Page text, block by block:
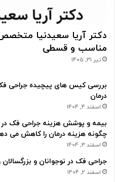
دکتر آریا سعیدنیا
مناسب و قسطی
تیر 31, 1405
بررسی کیس های پیچیده جراحی
درمان
اسفند 4, 1404
بیمه و پوشش هزینه جراحی فک
چگونه هزینه درمان را کاهش می
اسفند 3, 1404
جراحی فک در نوجوانان و
اسفند 2, 1404